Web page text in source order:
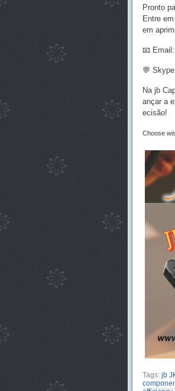
Pronto
Entre
em
📧 Email:
💬
Na jb
ançar a
ecisão!
Choose
Tags: jb